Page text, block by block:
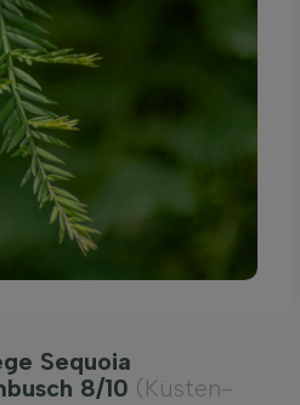
Sequoia
8/10 (Küsten-